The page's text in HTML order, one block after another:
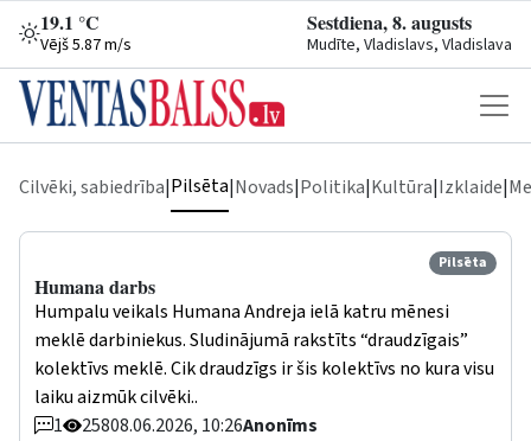
19.1 °C
Vējš 5.87 m/s
Sestdiena, 8. augusts
Mudīte, Vladislavs, Vladislava
Cilvēki, sabiedrība|Pilsēta|Novads|Politika|Kultūra|Izklaide|
Pilsēta
Humana darbs
Humpalu veikals Humana Andreja ielā katru mēnesi
meklē darbiniekus. Sludinājumā rakstīts “draudzīgais”
kolektīvs meklē. Cik draudzīgs ir šis kolektīvs no kura visu
laiku aizmūk cilvēki..
1
25808.06.2026, 10:26Anonīms